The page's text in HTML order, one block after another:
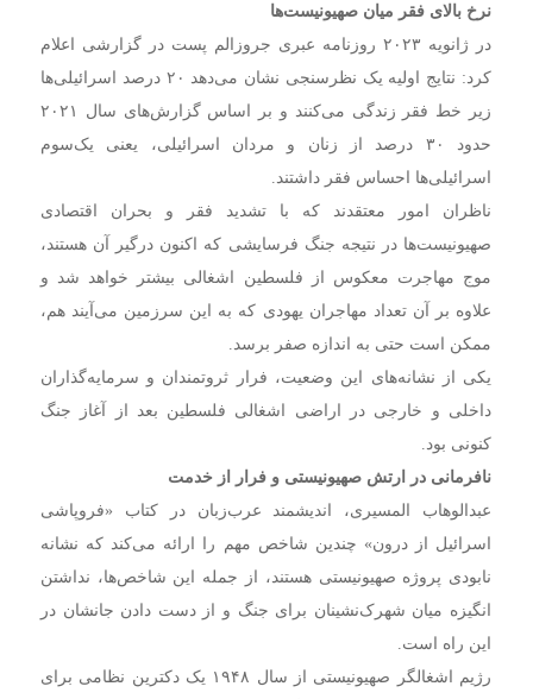
نرخ بالای فقر میان صهیونیست‌ها
در ژانویه ۲۰۲۳ روزنامه عبری جروزالم پست در گزارشی اعلام
کرد: نتایج اولیه یک نظرسنجی نشان می‌دهد ۲۰ درصد اسرائیلی‌ها
زیر خط فقر زندگی می‌کنند و بر اساس گزارش‌های سال ۲۰۲۱
حدود ۳۰ درصد از زنان و مردان اسرائیلی، یعنی یک‌سوم
اسرائیلی‌ها احساس فقر داشتند.
ناظران امور معتقدند که با تشدید فقر و بحران اقتصادی
صهیونیست‌ها در نتیجه جنگ فرسایشی که اکنون درگیر آن هستند،
موج مهاجرت معکوس از فلسطین اشغالی بیشتر خواهد شد و
علاوه بر آن تعداد مهاجران یهودی که به این سرزمین می‌آیند هم،
ممکن است حتی به اندازه صفر برسد.
یکی از نشانه‌های این وضعیت، فرار ثروتمندان و سرمایه‌گذاران
داخلی و خارجی در اراضی اشغالی فلسطین بعد از آغاز جنگ
کنونی بود.
نافرمانی در ارتش صهیونیستی و فرار از خدمت
عبدالوهاب المسیری، اندیشمند عرب‌زبان در کتاب «فروپاشی
اسرائیل از درون» چندین شاخص مهم را ارائه می‌کند که نشانه
نابودی پروژه صهیونیستی هستند، از جمله این شاخص‌ها، نداشتن
انگیزه میان شهرک‌نشینان برای جنگ و از دست دادن جانشان در
این راه است.
رژیم اشغالگر صهیونیستی از سال ۱۹۴۸ یک دکترین نظامی برای